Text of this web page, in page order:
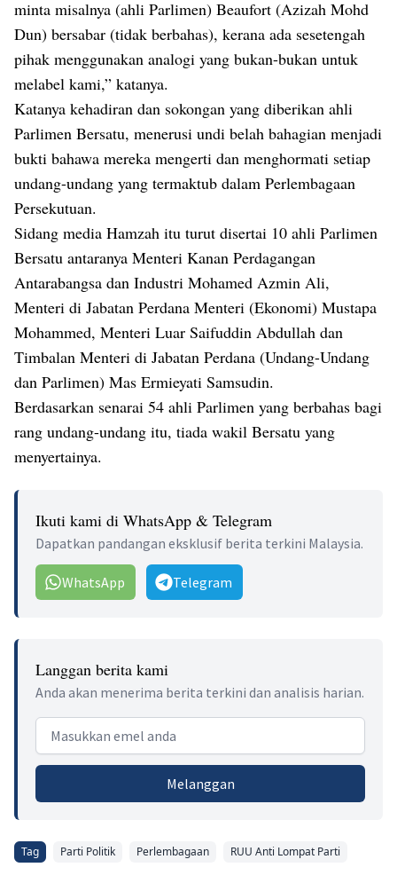
minta misalnya (ahli Parlimen) Beaufort (Azizah Mohd
Dun) bersabar (tidak berbahas), kerana ada sesetengah
pihak menggunakan analogi yang bukan-bukan untuk
melabel kami,” katanya.
Katanya kehadiran dan sokongan yang diberikan ahli
Parlimen Bersatu, menerusi undi belah bahagian menjadi
bukti bahawa mereka mengerti dan menghormati setiap
undang-undang yang termaktub dalam Perlembagaan
Persekutuan.
Sidang media Hamzah itu turut disertai 10 ahli Parlimen
Bersatu antaranya Menteri Kanan Perdagangan
Antarabangsa dan Industri Mohamed Azmin Ali,
Menteri di Jabatan Perdana Menteri (Ekonomi) Mustapa
Mohammed, Menteri Luar Saifuddin Abdullah dan
Timbalan Menteri di Jabatan Perdana (Undang-Undang
dan Parlimen) Mas Ermieyati Samsudin.
Berdasarkan senarai 54 ahli Parlimen yang berbahas bagi
rang undang-undang itu, tiada wakil Bersatu yang
menyertainya.
Ikuti kami di WhatsApp & Telegram
Dapatkan pandangan eksklusif berita terkini Malaysia.
WhatsApp Telegram
Langgan berita kami
Anda akan menerima berita terkini dan analisis harian.
Email address
Melanggan
Tag Parti Politik Perlembagaan RUU Anti Lompat Parti